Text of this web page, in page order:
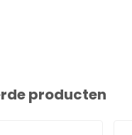
producten